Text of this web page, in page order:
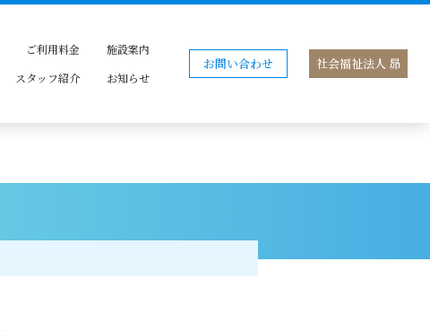
ご利用料金
施設案内
スタッフ紹介
お知らせ
お問い合わせ 社会福祉法人 昴